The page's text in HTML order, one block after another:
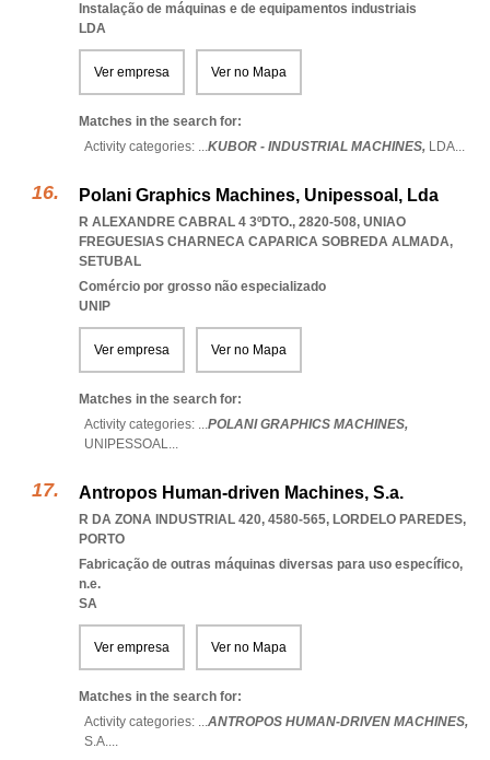
Instalação de máquinas e de equipamentos industriais
LDA
Ver empresa Ver no Mapa
Matches in the search for:
Activity categories: ...KUBOR - INDUSTRIAL MACHINES, LDA...
Polani Graphics Machines, Unipessoal, Lda
R ALEXANDRE CABRAL 4 3ºDTO., 2820-508, UNIAO
FREGUESIAS CHARNECA CAPARICA SOBREDA ALMADA,
SETUBAL
Comércio por grosso não especializado
UNIP
Ver empresa Ver no Mapa
Matches in the search for:
Activity categories: ...POLANI GRAPHICS MACHINES,
UNIPESSOAL...
Antropos Human-driven Machines, S.a.
R DA ZONA INDUSTRIAL 420, 4580-565, LORDELO PAREDES,
PORTO
Fabricação de outras máquinas diversas para uso específico,
n.e.
SA
Ver empresa Ver no Mapa
Matches in the search for:
Activity categories: ...ANTROPOS HUMAN-DRIVEN MACHINES,
S.A....